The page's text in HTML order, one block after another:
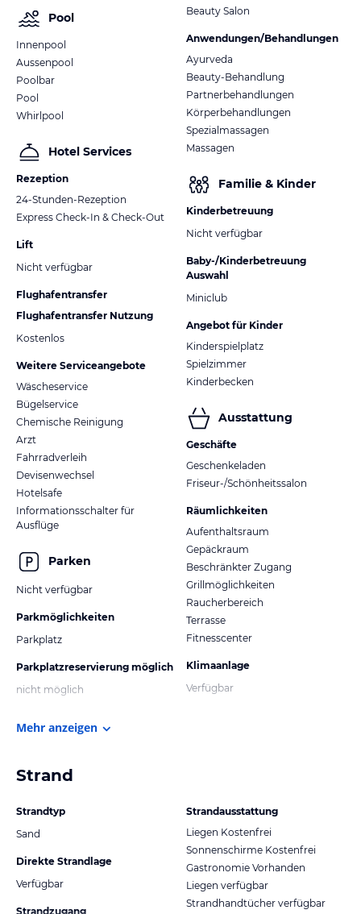
Pool
Innenpool
Aussenpool
Poolbar
Pool
Whirlpool
Hotel Services
Rezeption
24-Stunden-Rezeption
Express Check-In & Check-Out
Lift
Nicht verfügbar
Flughafentransfer
Flughafentransfer Nutzung
Kostenlos
Weitere Serviceangebote
Wäscheservice
Bügelservice
Chemische Reinigung
Arzt
Fahrradverleih
Devisenwechsel
Hotelsafe
Informationsschalter für
Ausflüge
Parken
Nicht verfügbar
Parkmöglichkeiten
Parkplatz
Parkplatzreservierung möglich
nicht möglich
Beauty Salon
Anwendungen/Behandlungen
Ayurveda
Beauty-Behandlung
Partnerbehandlungen
Körperbehandlungen
Spezialmassagen
Massagen
Familie & Kinder
Kinderbetreuung
Nicht verfügbar
Baby-/Kinderbetreuung
Auswahl
Miniclub
Angebot für Kinder
Kinderspielplatz
Spielzimmer
Kinderbecken
Ausstattung
Geschäfte
Geschenkeladen
Friseur-/Schönheitssalon
Räumlichkeiten
Aufenthaltsraum
Gepäckraum
Beschränkter Zugang
Grillmöglichkeiten
Raucherbereich
Terrasse
Fitnesscenter
Klimaanlage
Verfügbar
Mehr anzeigen
Strand
Strandtyp
Sand
Direkte Strandlage
Verfügbar
Strandzugang
Strandausstattung
Liegen Kostenfrei
Sonnenschirme Kostenfrei
Gastronomie Vorhanden
Liegen verfügbar
Strandhandtücher verfügbar